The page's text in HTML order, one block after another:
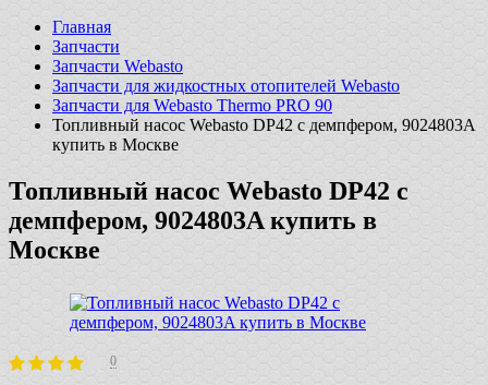
Главная
Запчасти
Запчасти Webasto
Запчасти для жидкостных отопителей Webasto
Запчасти для Webasto Thermo PRO 90
Топливный насос Webasto DP42 с демпфером, 9024803A
купить в Москве
Топливный насос Webasto DP42 с
демпфером, 9024803A купить в
Москве
0